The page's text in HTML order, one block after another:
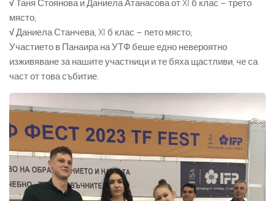
√Таня Стоянова и Даниела Атанасова от XI б клас – трето
място;
√Даниела Станчева, XI б клас – пето място;
Участието в Панаира на УТФ беше едно невероятно
изживяване за нашите участници и те бяха щастливи, че са
част от това събитие.